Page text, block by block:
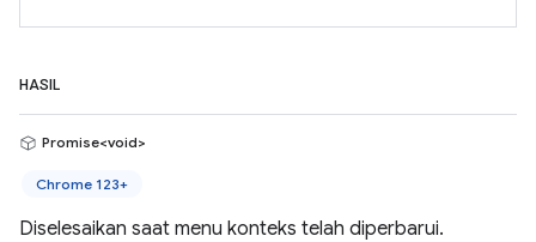
HASIL
Promise<void>
Chrome 123+
Diselesaikan saat menu konteks telah diperbarui.